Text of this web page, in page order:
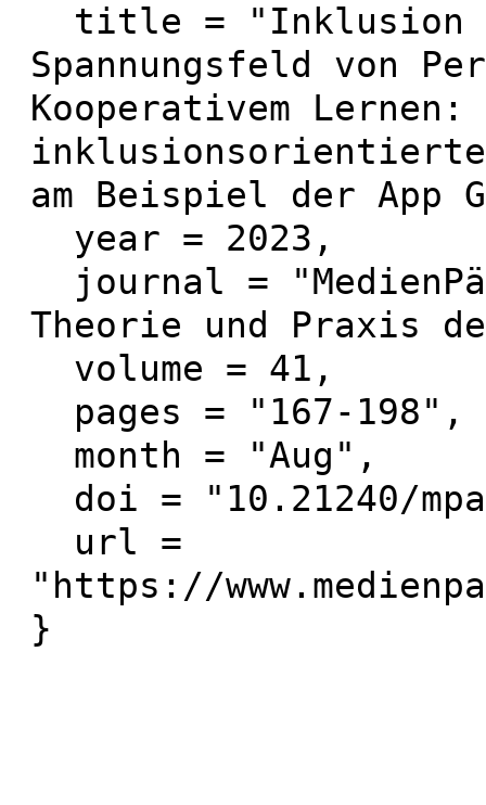
Spannungsfeld von
Kooperativem Lernen:
inklusionsorientierte
am Beispiel der App
Theorie und Praxis
"https://